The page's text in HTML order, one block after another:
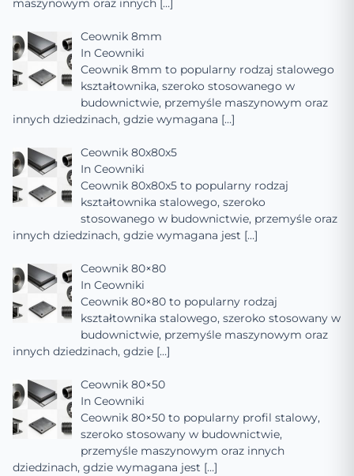
maszynowym oraz innych […]
Ceownik 8mm
In Ceowniki
Ceownik 8mm to popularny rodzaj stalowego
kształtownika, szeroko stosowanego w
budownictwie, przemyśle maszynowym oraz
innych dziedzinach, gdzie wymagana […]
Ceownik 80x80x5
In Ceowniki
Ceownik 80x80x5 to popularny rodzaj
kształtownika stalowego, szeroko
stosowanego w budownictwie, przemyśle oraz
innych dziedzinach, gdzie wymagana jest […]
Ceownik 80×80
In Ceowniki
Ceownik 80×80 to popularny rodzaj
kształtownika stalowego, szeroko stosowany w
budownictwie, przemyśle maszynowym oraz
innych dziedzinach, gdzie […]
Ceownik 80×50
In Ceowniki
Ceownik 80×50 to popularny profil stalowy,
szeroko stosowany w budownictwie,
przemyśle maszynowym oraz innych
dziedzinach, gdzie wymagana jest […]